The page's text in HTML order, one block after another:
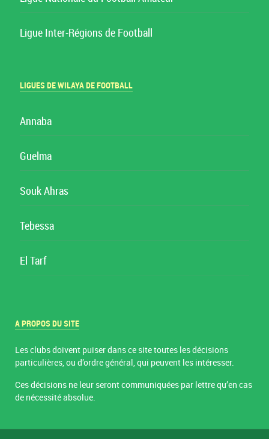
Ligue Inter-Régions de Football
LIGUES DE WILAYA DE FOOTBALL
Annaba
Guelma
Souk Ahras
Tebessa
El Tarf
A PROPOS DU SITE
Les clubs doivent puiser dans ce site toutes les décisions
particulières, ou d’ordre général, qui peuvent les intéresser.
Ces décisions ne leur seront communiquées par lettre qu’en cas
de nécessité absolue.